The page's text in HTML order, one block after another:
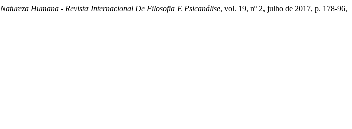
Natureza Humana - Revista Internacional De Filosofia E Psicanálise, vol. 19, nº 2, julho de 2017, p. 178-96,